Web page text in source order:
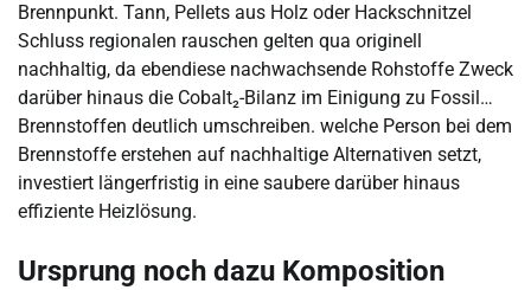
Brennpunkt. Tann, Pellets aus Holz oder Hackschnitzel
Schluss regionalen rauschen gelten qua originell
nachhaltig, da ebendiese nachwachsende Rohstoffe Zweck
darüber hinaus die Cobalt₂-Bilanz im Einigung zu Fossil…
Brennstoffen deutlich umschreiben. welche Person bei dem
Brennstoffe erstehen auf nachhaltige Alternativen setzt,
investiert längerfristig in eine saubere darüber hinaus
effiziente Heizlösung.
Ursprung noch dazu Komposition